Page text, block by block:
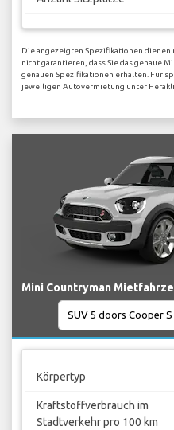
Die angezeigten Spezifikationen dienen
nicht garantieren, dass Sie das genaue
genauen Spezifikationen erhalten. Für
jeweiligen Autovermietung unter
Mini Countryman
Körpertyp
Kraftstoffverbrauch im
Stadtverkehr pro 100 km